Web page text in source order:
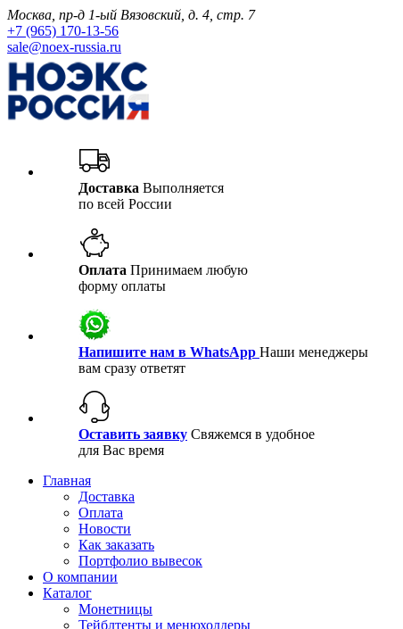
Москва, пр-д 1-ый Вязовский, д. 4, стр. 7
+7 (965) 170-13-56
sale@noex-russia.ru
Доставка Выполняется
по всей России
Оплата Принимаем любую
форму оплаты
Напишите нам в WhatsApp Наши менеджеры
вам сразу ответят
Оставить заявку Свяжемся в удобное
для Вас время
Главная
Доставка
Оплата
Новости
Как заказать
Портфолио вывесок
О компании
Каталог
Монетницы
Тейблтенты и менюхолдеры